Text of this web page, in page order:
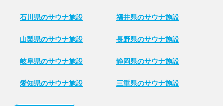
石川県のサウナ施設 福井県のサウナ施設
山梨県のサウナ施設 長野県のサウナ施設
岐阜県のサウナ施設 静岡県のサウナ施設
愛知県のサウナ施設 三重県のサウナ施設